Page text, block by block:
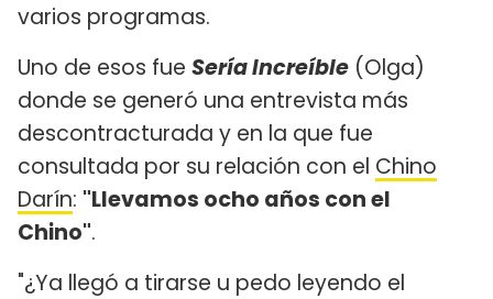
varios programas.
Uno de esos fue Sería Increíble (Olga)
donde se generó una entrevista más
descontracturada y en la que fue
consultada por su relación con el Chino
Darín: "Llevamos ocho años con el
Chino".
"¿Ya llegó a tirarse u pedo leyendo el